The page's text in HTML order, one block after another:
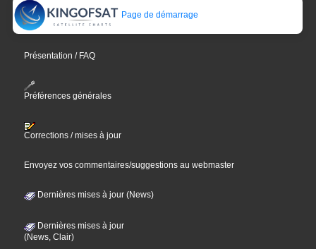
Page de démarrage
Présentation / FAQ
Préférences générales
Corrections / mises à jour
Envoyez vos commentaires/suggestions au webmaster
Dernières mises à jour (News)
Dernières mises à jour
(News, Clair)